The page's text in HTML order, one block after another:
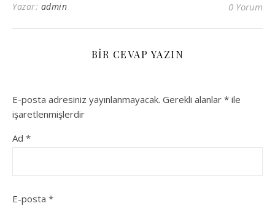
Yazar: admin 0 Yorum
BIR CEVAP YAZIN
E-posta adresiniz yayınlanmayacak. Gerekli alanlar * ile
işaretlenmişlerdir
Ad *
E-posta *